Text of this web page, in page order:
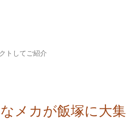
トしてご紹介
メカが飯塚に大集